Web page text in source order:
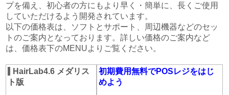
プを備え、初心者の方にもより早く・簡単に、長くご使用
していただけるよう開発されています。
以下の価格表は、ソフトとサポート、周辺機器などのセッ
トのご案内となっております。詳しい価格のご案内など
は、価格表下のMENUよりご覧ください。
HairLab4.6 メダリス
ト版
初期費用無料でPOSレジをはじ
めよう